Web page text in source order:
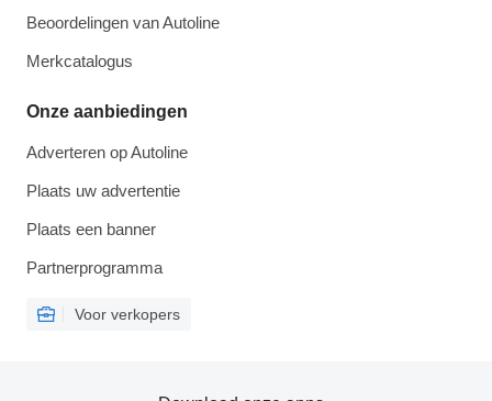
Beoordelingen van Autoline
Merkcatalogus
Onze aanbiedingen
Adverteren op Autoline
Plaats uw advertentie
Plaats een banner
Partnerprogramma
Voor verkopers